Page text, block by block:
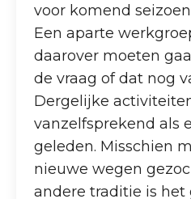
voor komend
Een aparte
daarover moeten
de vraag of dat nog
Dergelijke
vanzelfsprekend als
geleden. Misschien
nieuwe wegen
andere traditie is het